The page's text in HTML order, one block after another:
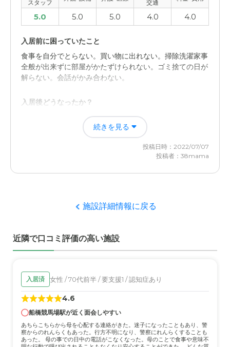
やりとりは安心してできています。
本人に聞くと、デイサービスで体調が悪くなった時に横に
なれるスペースがもう少し充実していればと言っていたの
で。家族としては清潔感とかは十分と思います。
最初のうちは発作的に胸の苦しさや困った時にスタッフの
人にあまり対応してもらえなかった等本人が言っていたこ
ともありましたが、今は薬のことも看護師さんにきちんと
管理してもらえてる印象です。お風呂の介助も問題ないと
近隣環境や交通アクセスについて
特段高いとかは感じていませんが、他の施設利用がないた
め比較ができません。介護度が今後変わりそうなので、そ
スタッフ
交通
5.0 5.0 5.0 4.0 4.0
入居前に困っていたこと
食事を自分でとらない。買い物に出れない。掃除洗濯家事
全般が出来ずに部屋がかたずけられない。ゴミ捨ての日が
解らない。会話がかみ合わない。
入居後どうなったか？
朝夕訪問看護で食事をとらせてくれた。ゴミの日にはゴミ
出しをしてくれた。体調に変化があれば直ぐに知らせてく
れるので会社を休まなくてすんだ。
綺麗なので介護で疲れT気持ちが明るくなれると感じた。
とても親身になってくれてイレギュラーなことにも嫌な顔
もせずに対応してくれた。初めての介護でわからないこと
外観・内装・居室・設備について
建物も綺麗で、コロナ対策もしっかりされていて安心感が
もてた。駐車スペースが狭かった。
介護医療サービスについて
続きを見る
投稿日時：2022/07/07
投稿者：38mama
施設詳細情報に戻る
近隣で口コミ評価の高い施設
入居済 女性 / 70代前半 / 要支援1 / 認知症あり
4.6
船橋競馬場駅が近く面会しやすい
あちらこちらから母を心配する連絡がきた。迷子になったこともあり、警
察からのれんらくもあった。行方不明になり、警察にれんらくすることも
あった。 母の事での日中の電話がこなくなった。母のことで食事や意味不